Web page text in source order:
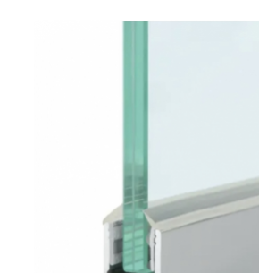
GUIDE : CHOIX PAR UTILISATION
INSPIRATIONS ET NOUVEAUTÉS
AMBIANCE LAITON BROSSÉ